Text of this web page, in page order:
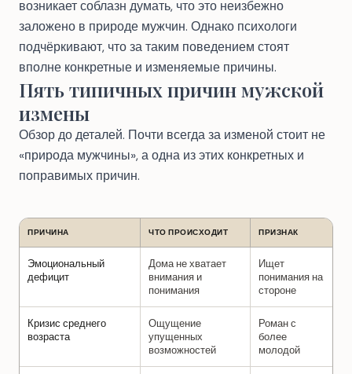
возникает соблазн думать, что это неизбежно
заложено в природе мужчин. Однако психологи
подчёркивают, что за таким поведением стоят
вполне конкретные и изменяемые причины.
Пять типичных причин мужской
измены
Обзор до деталей. Почти всегда за изменой стоит не
«природа мужчины», а одна из этих конкретных и
поправимых причин.
ПРИЧИНА ЧТО ПРОИСХОДИТ ПРИЗНАК
Эмоциональный
дефицит
Дома не хватает
внимания и
понимания
Ищет
понимания на
стороне
Кризис среднего
возраста
Ощущение
упущенных
возможностей
Роман с
более
молодой